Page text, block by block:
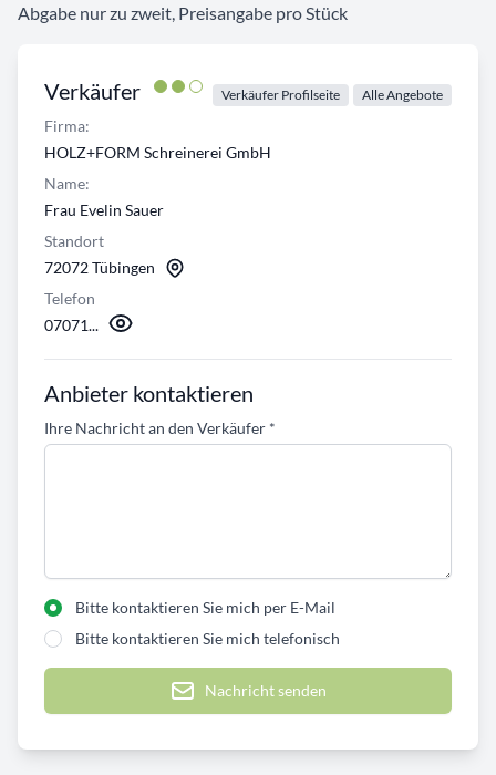
Verkäufer Verkäufer Profilseite Alle Angebote
Firma:
HOLZ+FORM Schreinerei GmbH
Name:
Frau Evelin Sauer
Standort
72072 Tübingen
Telefon
07071...
Anbieter kontaktieren
Ihre Nachricht an den Verkäufer *
Bitte kontaktieren Sie mich per E-Mail
Bitte kontaktieren Sie mich telefonisch
Nachricht senden
Abgabe nur zu zweit, Preisangabe pro Stück